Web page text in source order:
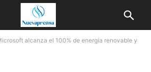
alcanza el 100% de energía renovable y